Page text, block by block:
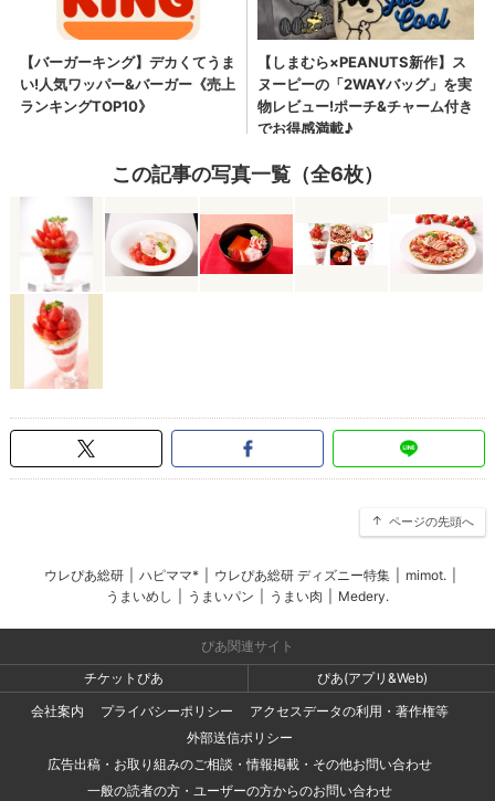
この記事の写真一覧（全6枚）
ページの先頭へ
ウレぴあ総研 ハピママ* ウレぴあ総研 ディズニー特集 mimot.
うまいめし
うまいパン うまい肉 Medery.
ぴあ関連サイト
チケットぴあ
ぴあ(アプリ&Web)
会社案内
プライバシーポリシー
アクセスデータの利用・著作権等
外部送信ポリシー
広告出稿・お取り組みのご相談・情報掲載・その他お問い合わせ
一般の読者の方・ユーザーの方からのお問い合わせ